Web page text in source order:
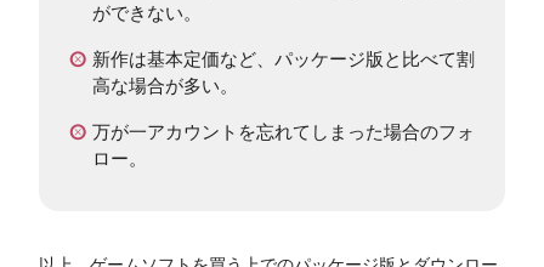
ができない。
新作は基本定価など、パッケージ版と比べて割
高な場合が多い。
万が一アカウントを忘れてしまった場合のフォ
ロー。